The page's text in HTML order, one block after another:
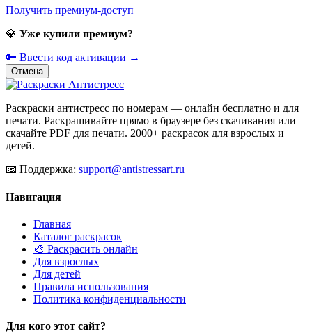
Получить премиум-доступ
💎 Уже купили премиум?
🔑 Ввести код активации →
Отмена
Раскраски антистресс по номерам — онлайн бесплатно и для
печати. Раскрашивайте прямо в браузере без скачивания или
скачайте PDF для печати. 2000+ раскрасок для взрослых и
детей.
📧 Поддержка: support@antistressart.ru
Навигация
Главная
Каталог раскрасок
🎨 Раскрасить онлайн
Для взрослых
Для детей
Правила использования
Политика конфиденциальности
Для кого этот сайт?